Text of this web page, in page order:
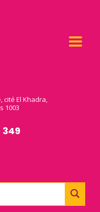
cité El Khadra,
1003
349